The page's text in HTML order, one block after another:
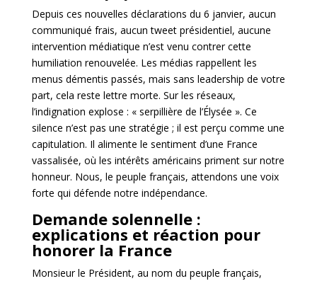
Depuis ces nouvelles déclarations du 6 janvier, aucun
communiqué frais, aucun tweet présidentiel, aucune
intervention médiatique n’est venu contrer cette
humiliation renouvelée. Les médias rappellent les
menus démentis passés, mais sans leadership de votre
part, cela reste lettre morte. Sur les réseaux,
l’indignation explose : « serpillière de l’Élysée ». Ce
silence n’est pas une stratégie ; il est perçu comme une
capitulation. Il alimente le sentiment d’une France
vassalisée, où les intérêts américains priment sur notre
honneur. Nous, le peuple français, attendons une voix
forte qui défende notre indépendance.
Demande solennelle :
explications et réaction pour
honorer la France
Monsieur le Président, au nom du peuple français,